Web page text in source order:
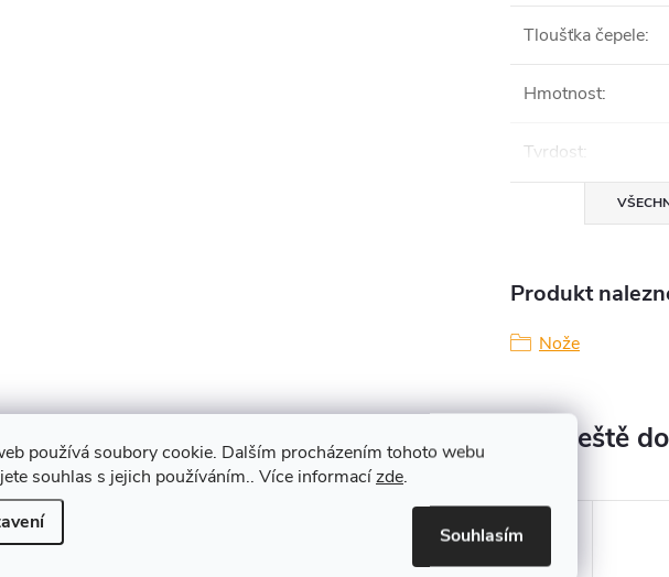
používá soubory cookie. Dalším procházením tohoto webu
souhlas s jejich používáním.. Více informacízde.
Souhlasím
Tloušťka čepele:
Hmotnost:
Tvrdost:
Produkt
Nože
K tomuto produktu doporučujeme ještě